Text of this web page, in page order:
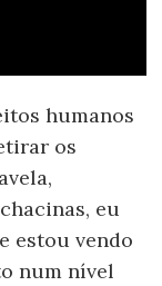
humanos
os
eu
estou vendo
num nível